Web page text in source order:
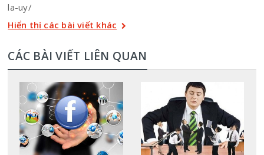
la-uy/
Hiển thị các bài viết khác
CÁC BÀI VIẾT LIÊN QUAN